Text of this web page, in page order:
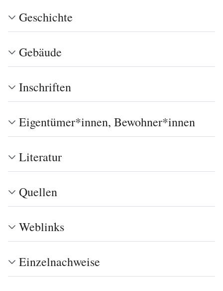
Geschichte
Gebäude
Inschriften
Eigentümer*innen, Bewohner*innen
Literatur
Quellen
Weblinks
Einzelnachweise